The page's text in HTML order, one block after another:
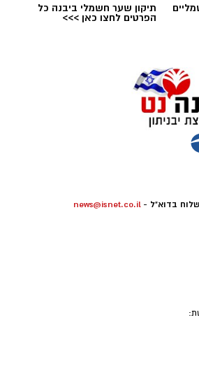
תיקון שער חשמלי ביבנה כל
הפרטים לחצו כאן >>>
בדוא"ל - news@isnet.co.il